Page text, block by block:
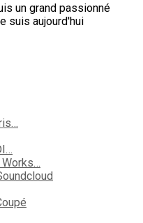
un grand passionné
suis aujourd'hui